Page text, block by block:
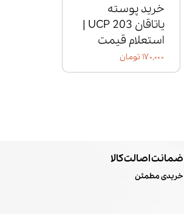
خرید پوسته
یاتاقان UCP 203 |
استعلام قیمت
۱۷۰,۰۰۰ تومان
ضمانت اصالت کالا
خریدی مطمئن